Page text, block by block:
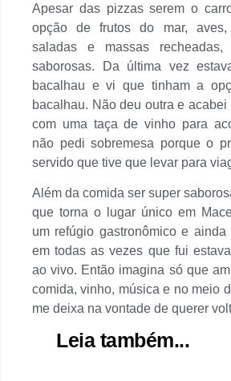
Apesar das pizzas serem o
opção de frutos do mar, aves,
saladas e massas
saborosas. Da última vez
bacalhau e vi que tinham a
bacalhau. Não deu outra e acabei
com uma taça de vinho para
não pedi sobremesa porque o
servido que tive que levar para
Além da comida ser super
que torna o lugar único em
um refúgio gastronômico e
em todas as vezes que fui
ao vivo. Então imagina só que
comida, vinho, música e no meio
me deixa na vontade de querer
Leia também...